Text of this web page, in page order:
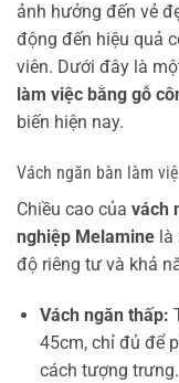
ảnh hưởng đến vẻ
động đến hiệu quả
viên. Dưới đây là
làm việc bằng gỗ
biến hiện nay.
Vách ngăn bàn làm
Chiều cao của vách
nghiệp Melamine
độ riêng tư và khả
Vách ngăn thấp:
45cm, chỉ đủ để
cách tượng